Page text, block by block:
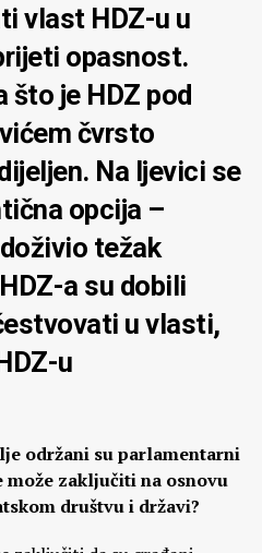
vlast HDZ-u u
opasnost.
što je HDZ pod
čvrsto
Na ljevici se
opcija –
težak
a su dobili
u vlasti,
u
održani su parlamentarni
može zaključiti na osnovu
društvu i državi?